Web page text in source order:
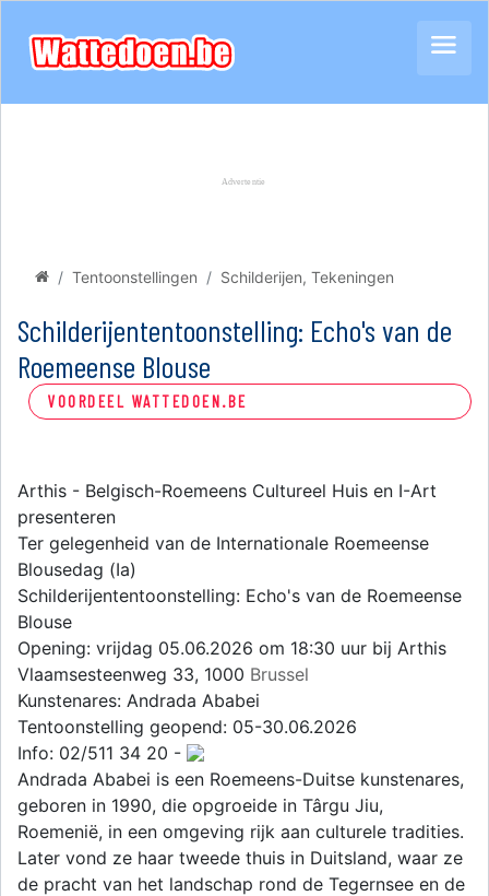
Tentoonstellingen Schilderijen, Tekeningen
Schilderijententoonstelling: Echo's van de
Roemeense Blouse
VOORDEEL WATTEDOEN.BE
Arthis - Belgisch-Roemeens Cultureel Huis en I-Art
presenteren
Ter gelegenheid van de Internationale Roemeense
Blousedag (Ia)
Schilderijententoonstelling: Echo's van de Roemeense
Blouse
Opening: vrijdag 05.06.2026 om 18:30 uur bij Arthis
Vlaamsesteenweg 33, 1000 Brussel
Kunstenares: Andrada Ababei
Tentoonstelling geopend: 05-30.06.2026
Info: 02/511 34 20 -
Andrada Ababei is een Roemeens-Duitse kunstenares,
geboren in 1990, die opgroeide in Târgu Jiu,
Roemenië, in een omgeving rijk aan culturele tradities.
Later vond ze haar tweede thuis in Duitsland, waar ze
de pracht van het landschap rond de Tegernsee en de